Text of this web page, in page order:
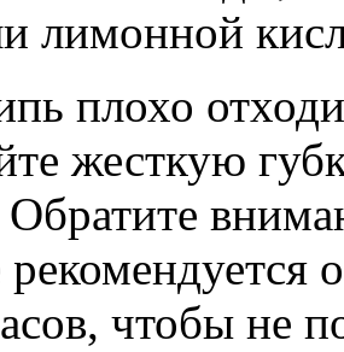
лимонной
плохо
жесткую
Обратите
рекомендуется
чтобы не